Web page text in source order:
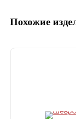
Похожие